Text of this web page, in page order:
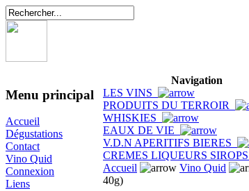
Menu principal
Accueil
Dégustations
Contact
Vino Quid
Connexion
Liens
Navigation
LES VINS
PRODUITS DU TERROIR
WHISKIES
EAUX DE VIE
V.D.N APERITIFS BIERES
CREMES LIQUEURS SIROPS
Accueil
Vino Quid
40g)